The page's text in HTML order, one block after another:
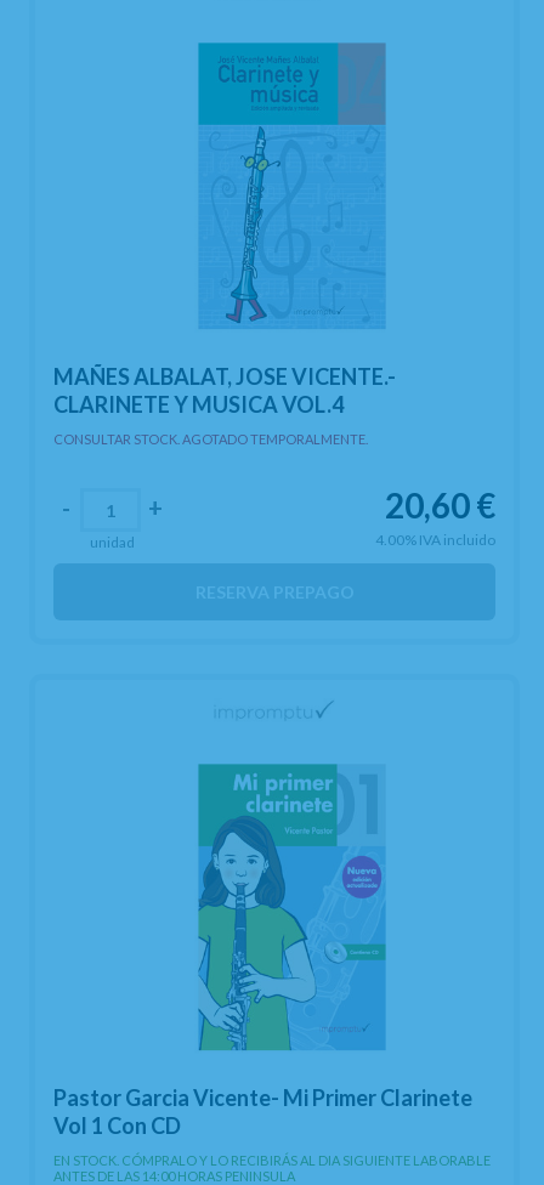
MAÑES ALBALAT, JOSE VICENTE.-
CLARINETE Y MUSICA VOL.4
CONSULTAR STOCK. AGOTADO TEMPORALMENTE.
20,60€
4.00% IVA incluido
- +
unidad
RESERVA PREPAGO
Pastor Garcia Vicente- Mi Primer Clarinete
Vol 1 Con CD
EN STOCK. CÓMPRALO Y LO RECIBIRÁS AL DIA SIGUIENTE LABORABLE
ANTES DE LAS 14:00 HORAS PENINSULA